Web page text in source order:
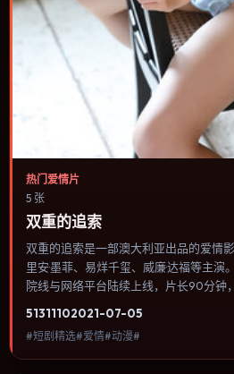
热门爱情片
5 张
双重的追索
双重的追索是一部澳大利亚出品的爱情
里安·墨菲、易烊千玺、威廉·达福等主
院线与网络平台陆续上线，片长90分钟
进，节奏与视听语言统一，可作为休闲
51311102021-07-05
#短剧精选#爱情#动漫#